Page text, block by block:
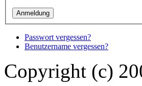
Passwort vergessen?
Benutzername vergessen?
Copyright (c)